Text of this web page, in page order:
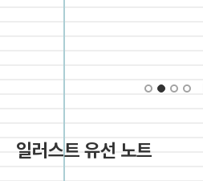
일러스트 유선 노트